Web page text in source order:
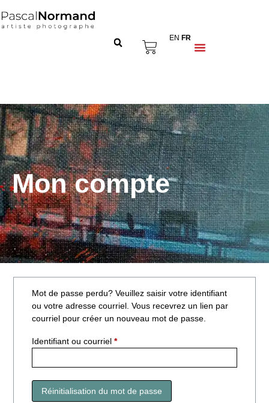
EN FR
Mon compte
Mot de passe perdu? Veuillez saisir votre identifiant
ou votre adresse courriel. Vous recevrez un lien par
courriel pour créer un nouveau mot de passe.
Identifiant ou courriel*
Réinitialisation du mot de passe